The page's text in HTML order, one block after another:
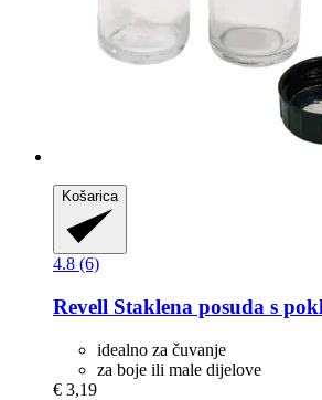
Košarica
4.8 (6)
Revell Staklena posuda s
idealno za čuvanje
za boje ili male dijelove
€ 3,19